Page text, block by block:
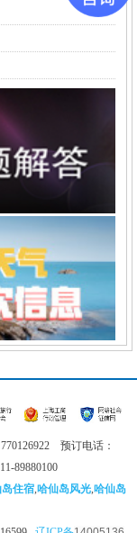
预订电话：
89880100
住宿,哈仙岛风光,哈仙岛